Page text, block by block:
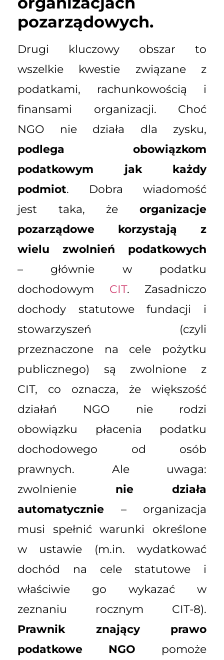
pozarządowych.
Drugi kluczowy obszar to
wszelkie kwestie związane z
podatkami, rachunkowością i
finansami organizacji. Choć
NGO nie działa dla zysku,
podlega obowiązkom
podatkowym jak każdy
podmiot. Dobra wiadomość
jest taka, że organizacje
pozarządowe korzystają z
wielu zwolnień podatkowych
– głównie w podatku
dochodowym CIT. Zasadniczo
dochody statutowe fundacji i
stowarzyszeń (czyli
przeznaczone na cele pożytku
publicznego) są zwolnione z
CIT, co oznacza, że większość
działań NGO nie rodzi
obowiązku płacenia podatku
dochodowego od osób
prawnych. Ale uwaga:
zwolnienie nie działa
automatycznie – organizacja
musi spełnić warunki określone
w ustawie (m.in. wydatkować
dochód na cele statutowe i
właściwie go wykazać w
zeznaniu rocznym CIT-8).
Prawnik znający prawo
podatkowe NGO pomoże